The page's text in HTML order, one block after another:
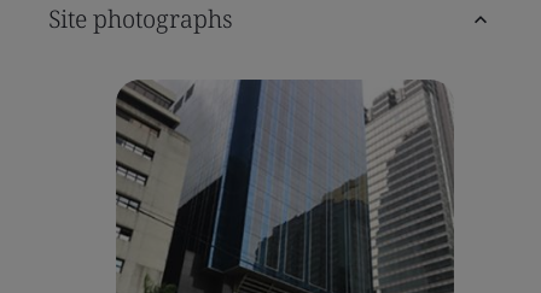
Site photographs